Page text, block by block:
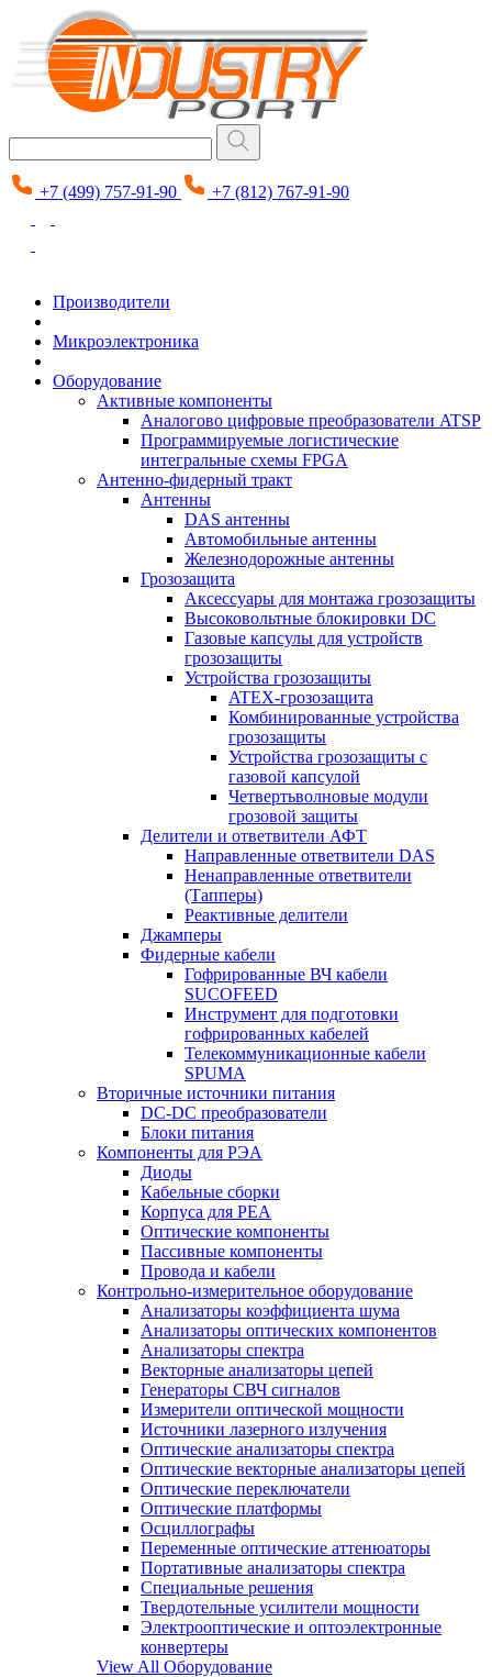
+7 (499) 757-91-90 +7 (812) 767-91-90
Производители
Микроэлектроника
Оборудование
Активные компоненты
Аналогово цифровые преобразователи ATSP
Программируемые логистические
интегральные схемы FPGA
Антенно-фидерный тракт
Антенны
DAS антенны
Автомобильные антенны
Железнодорожные антенны
Грозозащита
Аксессуары для монтажа грозозащиты
Высоковольтные блокировки DC
Газовые капсулы для устройств
грозозащиты
Устройства грозозащиты
ATEX-грозозащита
Комбинированные устройства
грозозащиты
Устройства грозозащиты с
газовой капсулой
Четвертьволновые модули
грозовой защиты
Делители и ответвители АФТ
Направленные ответвители DAS
Ненаправленные ответвители
(Тапперы)
Реактивные делители
Джамперы
Фидерные кабели
Гофрированные ВЧ кабели
SUCOFEED
Инструмент для подготовки
гофрированных кабелей
Телекоммуникационные кабели
SPUMA
Вторичные источники питания
DC-DC преобразователи
Блоки питания
Компоненты для РЭА
Диоды
Кабельные сборки
Корпуса для РЕА
Оптические компоненты
Пассивные компоненты
Провода и кабели
Контрольно-измерительное оборудование
Анализаторы коэффициента шума
Анализаторы оптических компонентов
Анализаторы спектра
Векторные анализаторы цепей
Генераторы СВЧ сигналов
Измерители оптической мощности
Источники лазерного излучения
Оптические анализаторы спектра
Оптические векторные анализаторы цепей
Оптические переключатели
Оптические платформы
Осциллографы
Переменные оптические аттенюаторы
Портативные анализаторы спектра
Специальные решения
Твердотельные усилители мощности
Электрооптические и оптоэлектронные
конвертеры
View All Оборудование